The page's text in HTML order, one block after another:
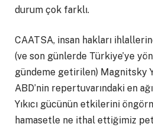
durum çok farklı.
CAATSA, insan hakları
(ve son günlerde Türkiye’ye
gündeme getirilen) Magnitsky
ABD’nin repertuvarındaki en
Yıkıcı gücünün etkilerini
hamasetle ne ithal ettiğimiz